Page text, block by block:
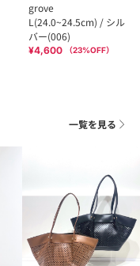
grove
L(24.0~24.5cm) / シル
バー(006)
¥4,600 （23%OFF）
一覧を見る